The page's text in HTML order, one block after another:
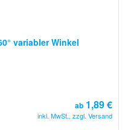
variabler Winkel
ab 1,89 €
inkl. MwSt., zzgl. Versand